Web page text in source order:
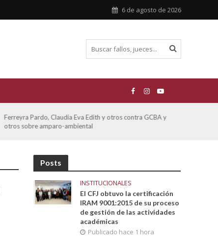
6 de agosto de 2026
ATE contra GCBA sobre amparo – empleo publico otros
Posts
INSTITUCIONALES
El CFJ obtuvo la certificación
IRAM 9001:2015 de su proceso
de gestión de las actividades
académicas
Publicado hace 1 hora